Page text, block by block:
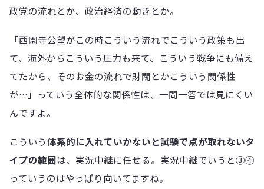
政党の流れとか、政治経済の動きとか。
「西園寺公望がこの時こういう流れでこういう政策も出
て、海外からこういう圧力も来て、こういう戦争にも備え
てたから、そのお金の流れで財閥とかこういう関係性
が…」っていう全体的な関係性は、一問一答では見にくい
んですよ。
こういう体系的に入れていかないと試験で点が取れないタ
イプの範囲は、実況中継に任せる。実況中継でいうと③④
っていうのはやっぱり向いてますね。